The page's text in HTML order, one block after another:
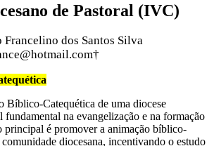
de Pastoral (IVC)
Francelino dos Santos Silva
†
Bíblico-Catequética de uma diocese
fundamental na evangelização e na formação
principal é promover a animação bíblico-
diocesana, incentivando o estudo